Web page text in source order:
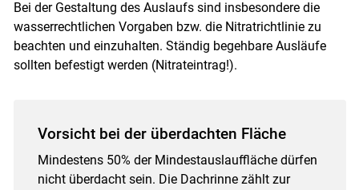
Bei der Gestaltung des Auslaufs sind insbesondere die
wasserrechtlichen Vorgaben bzw. die Nitratrichtlinie zu
beachten und einzuhalten. Ständig begehbare Ausläufe
sollten befestigt werden (Nitrateintrag!).
Vorsicht bei der überdachten Fläche
Mindestens 50% der Mindestauslauffläche dürfen
nicht überdacht sein. Die Dachrinne zählt zur